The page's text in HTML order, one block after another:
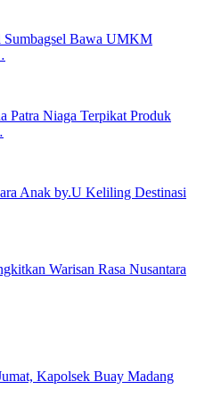
Sumbagsel Bawa UMKM
Patra Niaga Terpikat Produk
Anak by.U Keliling Destinasi
Warisan Rasa Nusantara
Kapolsek Buay Madang